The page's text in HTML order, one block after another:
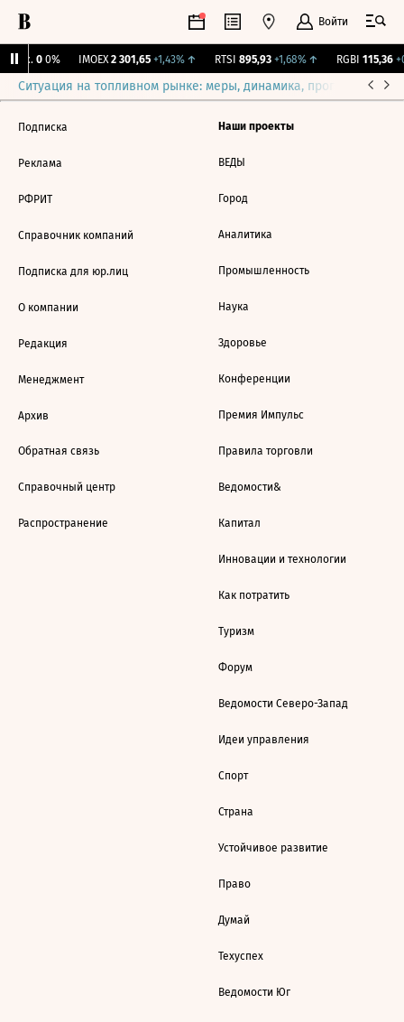
Войти
0 0% IMOEX 2 301,65 +1,43%↑ RTSI 895,93 +1,68%↑ RGBI 115,36
Ситуация на топливном рынке: меры, динамика, прогнозы
Подписка
Реклама
РФРИТ
Справочник компаний
Подписка для юр.лиц
О компании
Редакция
Менеджмент
Архив
Обратная связь
Справочный центр
Распространение
Наши проекты
ВЕДЫ
Город
Аналитика
Промышленность
Наука
Здоровье
Конференции
Премия Импульс
Правила торговли
Ведомости&
Капитал
Инновации и технологии
Как потратить
Туризм
Форум
Ведомости Северо-Запад
Идеи управления
Спорт
Страна
Устойчивое развитие
Право
Думай
Техуспех
Ведомости Юг